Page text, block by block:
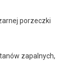
porzeczki
zapalnych,